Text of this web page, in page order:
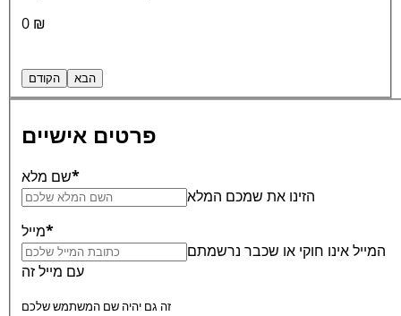
0 ₪
פרטים אישיים
שם מלא*
הזינו את שמכם המלא
מייל*
המייל אינו חוקי או שכבר נרשמתם
עם מייל זה
זה גם יהיה שם המשתמש שלכם